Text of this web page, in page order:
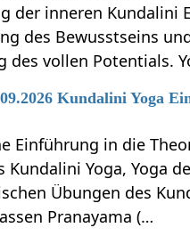
der inneren Kundalini
des Bewusstseins
des vollen Potentials.
Kundalini Yoga
Einführung in die
Kundalini Yoga, Yoga
Übungen des
Pranayama (…